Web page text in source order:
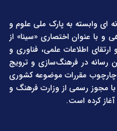
ای وابسته به پارک ملی علوم و
و با عنوان اختصاری «سینا» از
و ارتقای اطلاعات علمی، فناوری و
رسانه در فرهنگ‌سازی و ترویج
چارچوب مقررات موضوعه کشوری
مجوز رسمی از وزارت فرهنگ و